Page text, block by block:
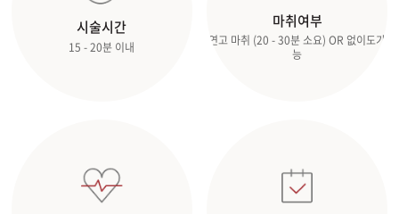
시술시간
15 - 20분 이내
마취여부
연고 마취 (20 - 30분 소요) OR 없이도가
능